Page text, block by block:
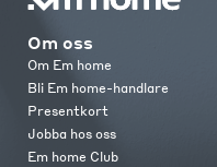
Om oss
Om Em home
Bli Em home-handlare
Presentkort
Jobba hos oss
Em home Club